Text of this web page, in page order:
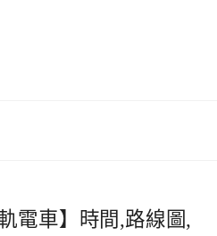
電車】時間,路線圖,